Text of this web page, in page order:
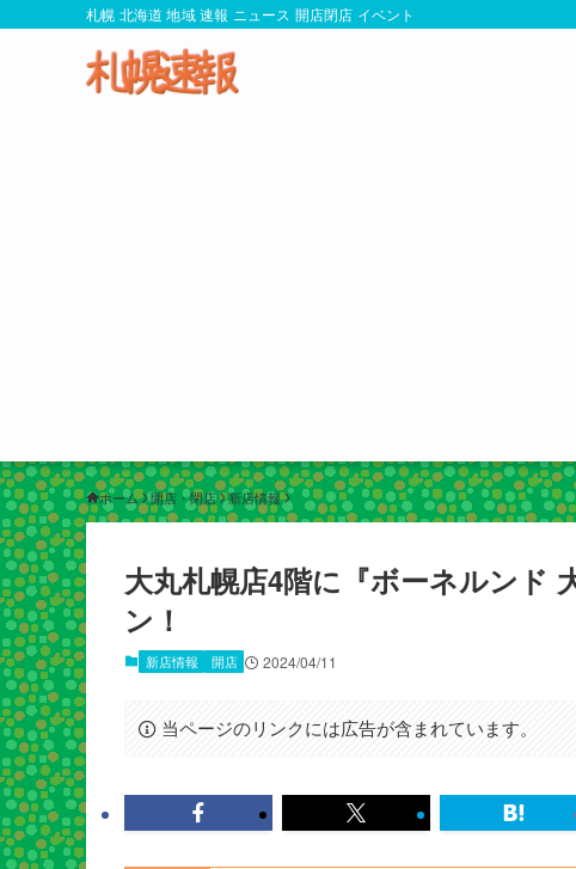
札幌 北海道 地域 速報 ニュース 開店閉店 イベント
ホーム 開店・閉店 新店情報
大丸札幌店4階に『ボーネルンド
ン！
新店情報 開店 2024/04/11
当ページのリンクには広告が含まれています。